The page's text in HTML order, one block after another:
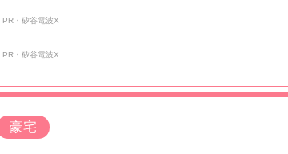
PR・矽谷電波X
PR・矽谷電波X
豪宅